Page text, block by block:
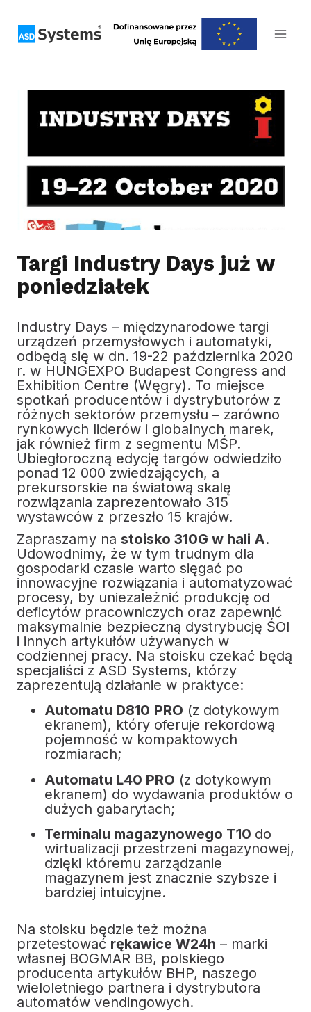
Targi Industry Days już w
poniedziałek
Industry Days – międzynarodowe targi
urządzeń przemysłowych i automatyki,
odbędą się w dn. 19-22 października 2020
r. w HUNGEXPO Budapest Congress and
Exhibition Centre (Węgry). To miejsce
spotkań producentów i dystrybutorów z
różnych sektorów przemysłu – zarówno
rynkowych liderów i globalnych marek,
jak również firm z segmentu MŚP.
Ubiegłoroczną edycję targów odwiedziło
ponad 12 000 zwiedzających, a
prekursorskie na światową skalę
rozwiązania zaprezentowało 315
wystawców z przeszło 15 krajów.
Zapraszamy na stoisko 310G w hali A.
Udowodnimy, że w tym trudnym dla
gospodarki czasie warto sięgać po
innowacyjne rozwiązania i automatyzować
procesy, by uniezależnić produkcję od
deficytów pracowniczych oraz zapewnić
maksymalnie bezpieczną dystrybucję ŚOI
i innych artykułów używanych w
codziennej pracy. Na stoisku czekać będą
specjaliści z ASD Systems, którzy
zaprezentują działanie w praktyce:
Automatu D810 PRO (z dotykowym
ekranem), który oferuje rekordową
pojemność w kompaktowych
rozmiarach;
Automatu L40 PRO (z dotykowym
ekranem) do wydawania produktów o
dużych gabarytach;
Terminalu magazynowego T10 do
wirtualizacji przestrzeni magazynowej,
dzięki któremu zarządzanie
magazynem jest znacznie szybsze i
bardziej intuicyjne.
Na stoisku będzie też można
przetestować rękawice W24h – marki
własnej BOGMAR BB, polskiego
producenta artykułów BHP, naszego
wieloletniego partnera i dystrybutora
automatów vendingowych.